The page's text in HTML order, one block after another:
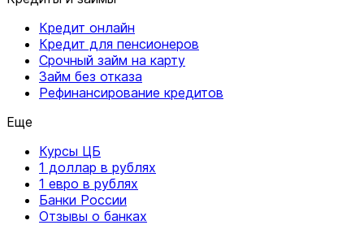
Кредит онлайн
Кредит для пенсионеров
Срочный займ на карту
Займ без отказа
Рефинансирование кредитов
Еще
Курсы ЦБ
1 доллар в рублях
1 евро в рублях
Банки России
Отзывы о банках